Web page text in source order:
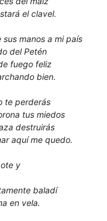
el clavel.
manos a mi país
del Petén
de fuego feliz
bien.
no te perderás
tus miedos
raza destruirás
aquí me quedo.
de Izote y
Varela
baladí
en vela.